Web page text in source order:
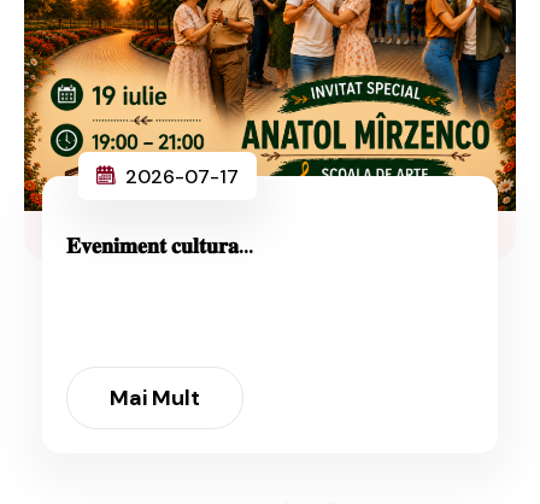
2026-07-17
𝐄𝐯𝐞𝐧𝐢𝐦𝐞𝐧𝐭 𝐜𝐮𝐥𝐭𝐮𝐫𝐚...
Mai Mult